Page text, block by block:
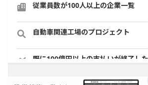
従業員数が100人以上の企業一覧
自動車関連工場のプロジェクト
既に100億円以上の支払いが終了した